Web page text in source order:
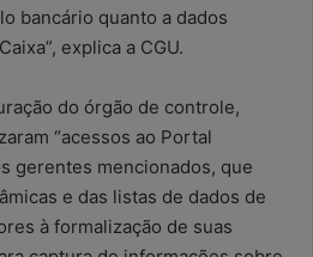
bancário quanto a dados
explica a CGU.
do órgão de controle,
“acessos ao Portal
gerentes mencionados, que
e das listas de dados de
à formalização de suas